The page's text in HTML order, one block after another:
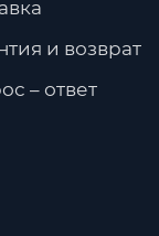
и возврат
– ответ